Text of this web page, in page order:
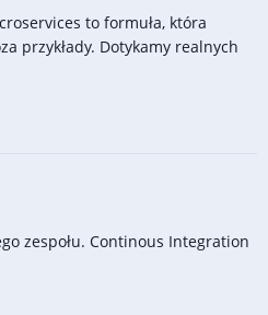
to formuła, która
przykłady. Dotykamy realnych
zespołu. Continous Integration